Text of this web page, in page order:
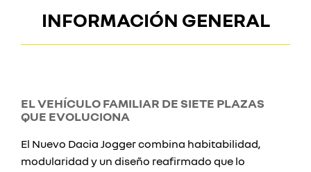
INFORMACIÓN GENERAL
EL VEHÍCULO FAMILIAR DE SIETE PLAZAS
QUE EVOLUCIONA
El Nuevo Dacia Jogger combina habitabilidad,
modularidad y un diseño reafirmado que lo